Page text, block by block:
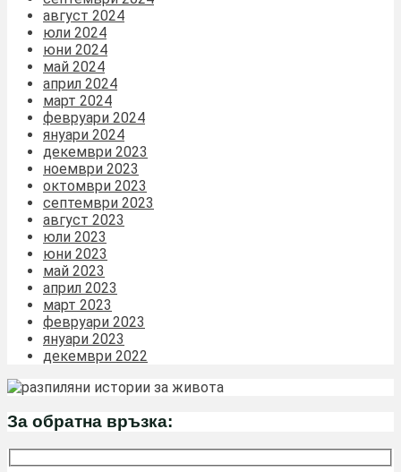
август 2024
юли 2024
юни 2024
май 2024
април 2024
март 2024
февруари 2024
януари 2024
декември 2023
ноември 2023
октомври 2023
септември 2023
август 2023
юли 2023
юни 2023
май 2023
април 2023
март 2023
февруари 2023
януари 2023
декември 2022
За обратна връзка: